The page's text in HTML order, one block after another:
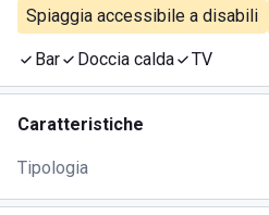
Spiaggia accessibile a disabili
Bar Doccia calda TV
Caratteristiche
Tipologia